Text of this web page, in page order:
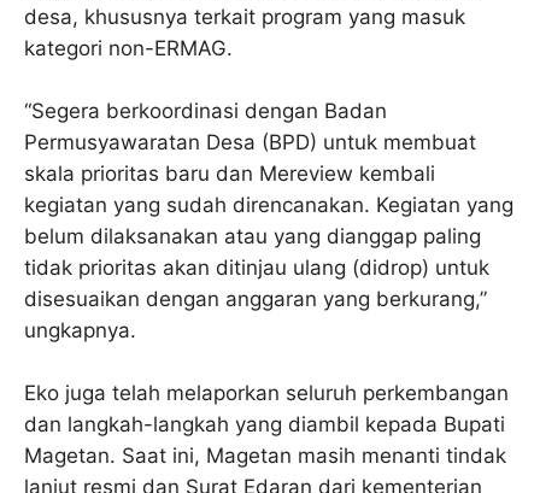
desa, khususnya terkait program yang masuk
kategori non-ERMAG.
“Segera berkoordinasi dengan Badan
Permusyawaratan Desa (BPD) untuk membuat
skala prioritas baru dan Mereview kembali
kegiatan yang sudah direncanakan. Kegiatan yang
belum dilaksanakan atau yang dianggap paling
tidak prioritas akan ditinjau ulang (didrop) untuk
disesuaikan dengan anggaran yang berkurang,”
ungkapnya.
Eko juga telah melaporkan seluruh perkembangan
dan langkah-langkah yang diambil kepada Bupati
Magetan. Saat ini, Magetan masih menanti tindak
lanjut resmi dan Surat Edaran dari kementerian